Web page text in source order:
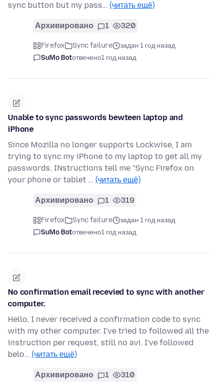
sync button but my pass… (читать ещё)
Архивировано 1 320
Firefox Sync failure
задан 1 год назад
SuMo Botотвечено1 год назад
Unable to sync passwords bewteen laptop and
iPhone
Since Mozilla no longer supports Lockwise, I am
trying to sync my iPhone to my laptop to get all my
passwords. INstructions tell me "Sync Firefox on
your phone or tablet … (читать ещё)
Архивировано 1 319
Firefox Sync failure
задан 1 год назад
SuMo Botотвечено1 год назад
No confirmation email recevied to sync with another
computer.
Hello, I never received a confirmation code to sync
with my other computer. I've tried to followed all the
instruction per request, still no avi. I've followed
belo… (читать ещё)
Архивировано 1 310